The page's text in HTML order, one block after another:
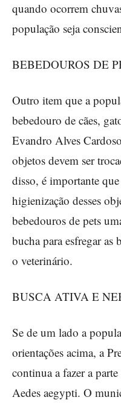
quando ocorrem
população seja
BEBEDOUROS DE
Outro item que a
bebedouro de cães,
Evandro Alves
objetos devem ser
disso, é importante
higienização desses
bebedouros de pets
bucha para esfregar as
o veterinário.
BUSCA ATIVA E
Se de um lado a
orientações acima, a
continua a fazer a
Aedes aegypti. O